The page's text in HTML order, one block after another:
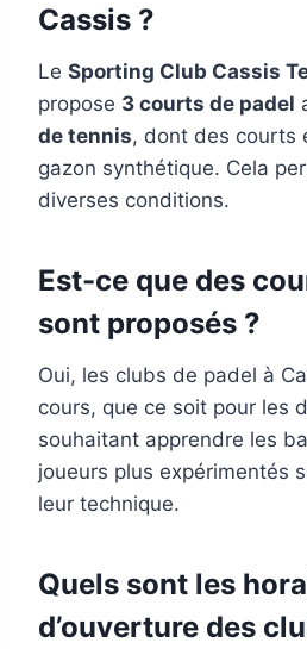
Cassis ?
Le Sporting Club Cassis
propose 3 courts de padel
de tennis, dont des courts
gazon synthétique. Cela
diverses conditions.
Est-ce que des
sont proposés ?
Oui, les clubs de padel à
cours, que ce soit pour les
souhaitant apprendre les
joueurs plus expérimentés
leur technique.
Quels sont les
d’ouverture des